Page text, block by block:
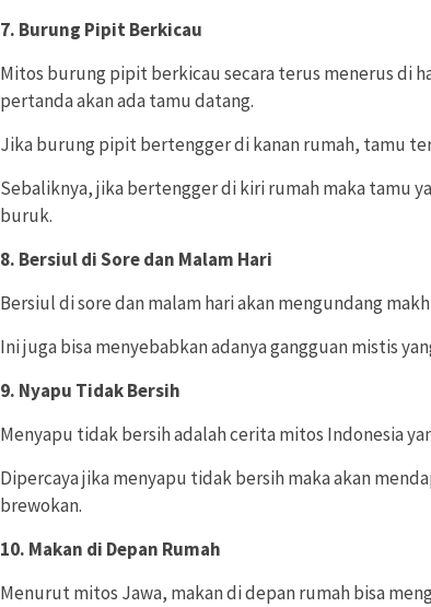
7. Burung Pipit Berkicau
Mitos burung pipit berkicau secara terus menerus di
pertanda akan ada tamu datang.
Jika burung pipit bertengger di kanan rumah, tamu
Sebaliknya, jika bertengger di kiri rumah maka tamu
buruk.
8. Bersiul di Sore dan Malam Hari
Bersiul di sore dan malam hari akan mengundang
Ini juga bisa menyebabkan adanya gangguan mistis
9. Nyapu Tidak Bersih
Menyapu tidak bersih adalah cerita mitos Indonesia
Dipercaya jika menyapu tidak bersih maka akan
brewokan.
10. Makan di Depan Rumah
Menurut mitos Jawa, makan di depan rumah bisa